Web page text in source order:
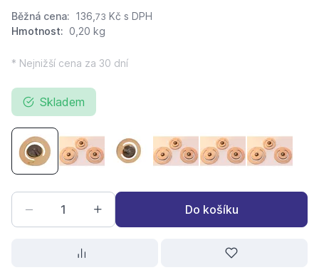
Běžná cena: 136, 73 Kč s DPH
Hmotnost: 0,20 kg
* Nejnižší cena za 30 dní
Skladem
náhradní klapka s přítěží na sací koš A42 kos 5/4"
náhradní klapka s přítěží na pracovní válec 306/
náhradní klapka s přítěží na ruční
náhradní klapka s přítěží na
náhradní klapka s
náhradní
Do košíku